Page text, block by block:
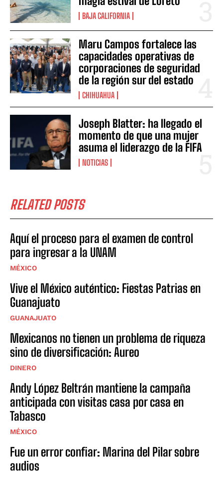
BAJA CALIFORNIA
Maru Campos fortalece las
capacidades operativas de
corporaciones de seguridad
de la región sur del estado
CHIHUAHUA
Joseph Blatter: ha llegado el
momento de que una mujer
asuma el liderazgo de la FIFA
NOTICIAS
RELATED POSTS
Aquí el proceso para el examen de control
para ingresar a la UNAM
MÉXICO
Vive el México auténtico: Fiestas Patrias en
Guanajuato
GUANAJUATO
Mexicanos no tienen un problema de riqueza
sino de diversificación: Aureo
DINERO
Andy López Beltrán mantiene la campaña
anticipada con visitas casa por casa en
Tabasco
MÉXICO
Fue un error confiar: Marina del Pilar sobre
audios